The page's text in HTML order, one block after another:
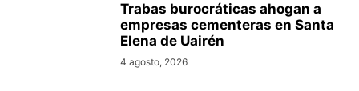
Trabas burocráticas ahogan a
empresas cementeras en Santa
Elena de Uairén
4 agosto, 2026